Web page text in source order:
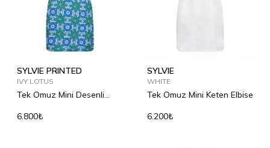
SYLVIE PRINTED
IVY LOTUS
Tek Omuz Mini Desenli
6.800₺
SYLVIE
WHITE
Tek Omuz Mini Keten Elbise
6.200₺